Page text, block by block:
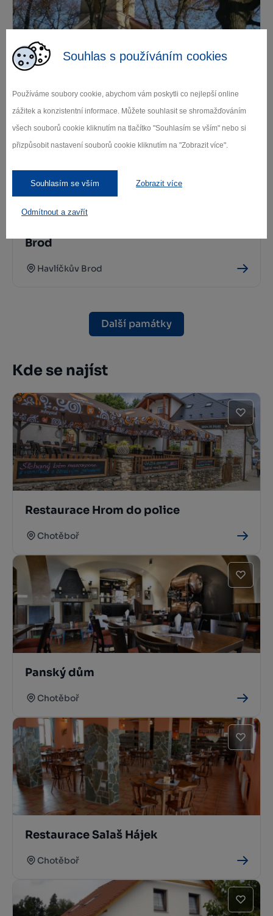
Souhlas s používáním cookies
Používáme soubory cookie, abychom vám poskytli co nejlepší online
zážitek a konzistentní informace. Můžete souhlasit se shromažďováním
všech souborů cookie kliknutím na tlačítko "Souhlasím se vším" nebo si
přizpůsobit nastavení souborů cookie kliknutím na "Zobrazit více".
Souhlasím se vším Zobrazit více
Odmítnout a zavřít
Kaple sv. Anny v Chotěboři
Chotěboř
Brod
Havlíčkův Brod
Další památky
Kde se najíst
Restaurace Hrom do police
Chotěboř
Panský dům
Chotěboř
Restaurace Salaš Hájek
Chotěboř